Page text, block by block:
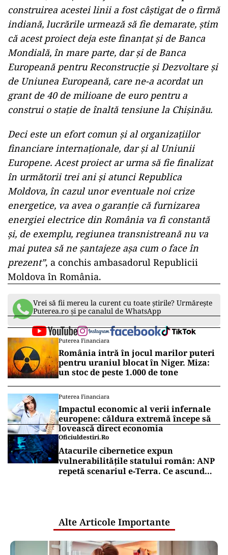
construirea acestei linii a fost câștigat de o firmă
indiană, lucrările urmează să fie demarate, știm
că acest proiect deja este finanțat și de Banca
Mondială, în mare parte, dar și de Banca
Europeană pentru Reconstrucție și Dezvoltare și
de Uniunea Europeană, care ne-a acordat un
grant de 40 de milioane de euro pentru a
construi o stație de înaltă tensiune la Chișinău.
Deci este un efort comun și al organizațiilor
financiare internaționale, dar și al Uniunii
Europene. Acest proiect ar urma să fie finalizat
în următorii trei ani și atunci Republica
Moldova, în cazul unor eventuale noi crize
energetice, va avea o garanție că furnizarea
energiei electrice din România va fi constantă
și, de exemplu, regiunea transnistreană nu va
mai putea să ne șantajeze așa cum o face în
prezent”, a conchis ambasadorul Republicii
Moldova în România.
Vrei să fii mereu la curent cu toate știrile? Urmărește
Puterea.ro și pe canalul de WhatsApp
Puterea Financiara
România intră în jocul marilor puteri
pentru uraniul blocat în Niger. Miza:
un stoc de peste 1.000 de tone
Puterea Financiara
Impactul economic al verii infernale
europene: căldura extremă începe să
lovească direct economia
Oficiuldestiri.ro
Atacurile cibernetice expun
vulnerabilitățile statului român: ANP
repetă scenariul e‑Terra. Ce ascund
Alte Articole Importante